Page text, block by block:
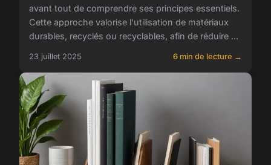
avant tout de comprendre ses principes essentiels.
Cette approche valorise l'utilisation de matériaux
durables, recyclés ou recyclables, afin de réduire ...
23 juillet 2025 6 min de lecture →